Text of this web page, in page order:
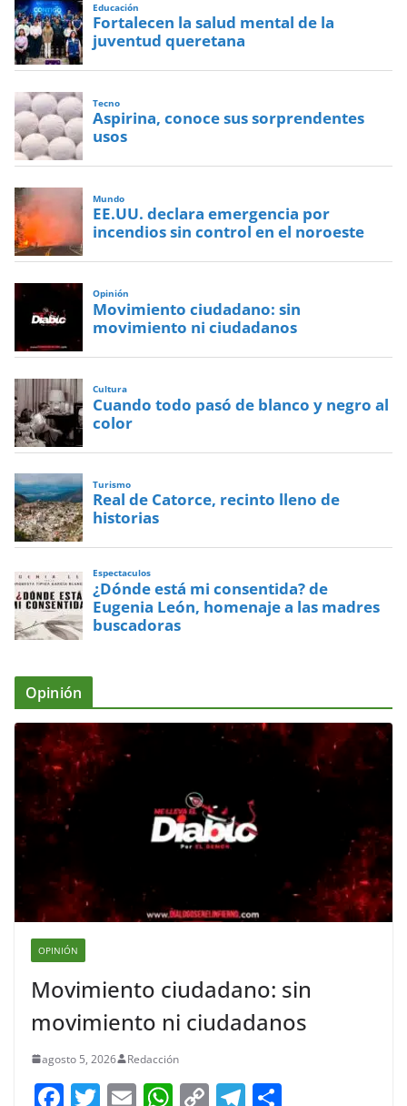
Educación
Fortalecen la salud mental de la
juventud queretana
Tecno
Aspirina, conoce sus sorprendentes
usos
Mundo
EE.UU. declara emergencia por
incendios sin control en el noroeste
Opinión
Movimiento ciudadano: sin
movimiento ni ciudadanos
Cultura
Cuando todo pasó de blanco y negro al
color
Turismo
Real de Catorce, recinto lleno de
historias
Espectaculos
¿Dónde está mi consentida? de
Eugenia León, homenaje a las madres
buscadoras
Opinión
OPINIÓN
Movimiento ciudadano: sin
movimiento ni ciudadanos
agosto 5, 2026 Redacción
F T E W C T